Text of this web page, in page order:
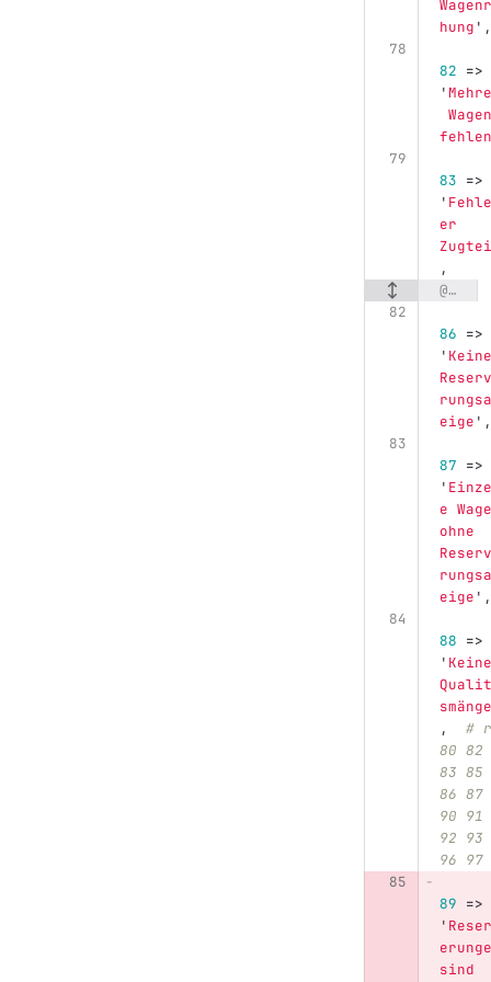
hung ',
82 =>
'
fehlen
83 =>
'
er
,
@@ -82,17 +83,17 @@ my %translation = (
86 =>
'
eige ',
87 =>
'
e
ohne
eige ',
88 =>
'
,
#
80 82
83 85
86 87
90 91
92 93
96 97
89 =>
'
sind